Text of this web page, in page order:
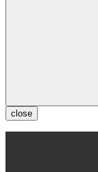
close